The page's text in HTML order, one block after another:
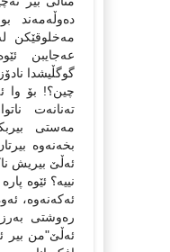
دەوڵەمەند
مەخلوقێكن
عەجایبن
گوگڵیشدا
چین؟! بۆ وا
تەنانەت
مەستی
بخەنەوە
ئەڵێ بیریش
نییە؟ ئێوە
ئەكەنەوە،
رەوشتی
ئەڵێ"من بیر